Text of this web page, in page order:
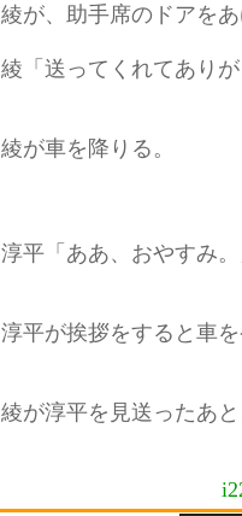
綾が、助手席のドアを
綾「送ってくれてあり
綾が車を降りる。
淳平「ああ、おやすみ
淳平が挨拶をすると車
綾が淳平を見送ったあ